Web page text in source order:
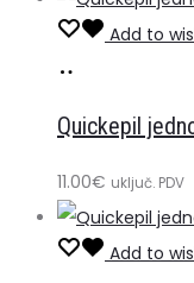
Add to
košaricu
Quickepil
11.00€ uključ. PDV
Add to